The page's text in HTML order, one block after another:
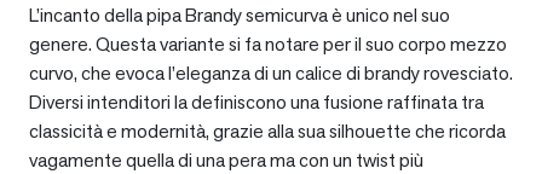
L’incanto della pipa Brandy semicurva è unico nel suo
genere. Questa variante si fa notare per il suo corpo mezzo
curvo, che evoca l’eleganza di un calice di brandy rovesciato.
Diversi intenditori la definiscono una fusione raffinata tra
classicità e modernità, grazie alla sua silhouette che ricorda
vagamente quella di una pera ma con un twist più